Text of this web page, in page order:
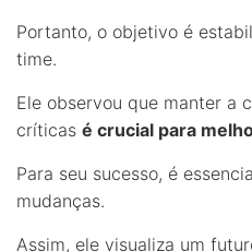
Portanto, o objetivo é
time.
Ele observou que manter a
críticas é crucial para
Para seu sucesso, é
mudanças.
Assim, ele visualiza um